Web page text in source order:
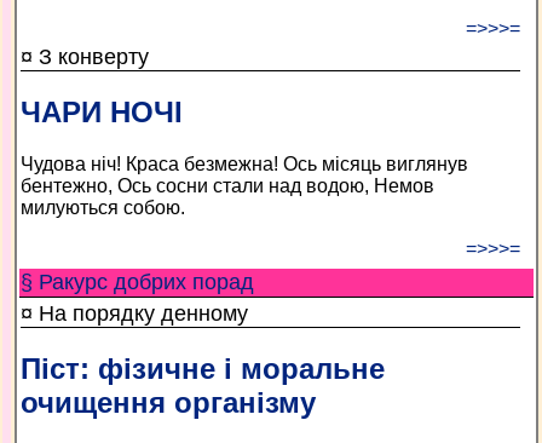
=>>>=
¤ З конверту
ЧАРИ НОЧІ
Чудова ніч! Краса безмежна! Ось місяць виглянув
бентежно, Ось сосни стали над водою, Немов
милуються собою.
=>>>=
§ Ракурс добрих порад
¤ На порядку денному
Піст: фізичне і моральне
очищення організму